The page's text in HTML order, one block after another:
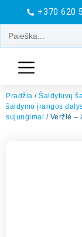
+370 620
Pradžia / Šaldytuvų
šaldymo įrangos
sujungimai / Veržlė –